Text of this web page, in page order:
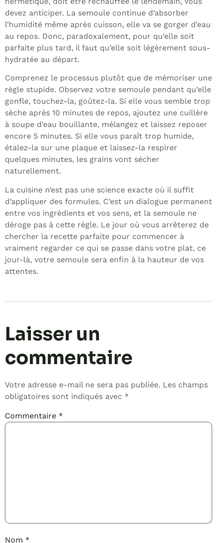
devez anticiper. La semoule continue d’absorber
l’humidité même après cuisson, elle va se gorger d’eau
au repos. Donc, paradoxalement, pour qu’elle soit
parfaite plus tard, il faut qu’elle soit légèrement sous-
hydratée au départ.
Comprenez le processus plutôt que de mémoriser une
règle stupide. Observez votre semoule pendant qu’elle
gonfle, touchez-la, goûtez-la. Si elle vous semble trop
sèche après 10 minutes de repos, ajoutez une cuillère
à soupe d’eau bouillante, mélangez et laissez reposer
encore 5 minutes. Si elle vous paraît trop humide,
étalez-la sur une plaque et laissez-la respirer
quelques minutes, les grains vont sécher
naturellement.
La cuisine n’est pas une science exacte où il suffit
d’appliquer des formules. C’est un dialogue permanent
entre vos ingrédients et vos sens, et la semoule ne
déroge pas à cette règle. Le jour où vous arrêterez de
chercher la recette parfaite pour commencer à
vraiment regarder ce qui se passe dans votre plat, ce
jour-là, votre semoule sera enfin à la hauteur de vos
attentes.
Laisser un
commentaire
Votre adresse e-mail ne sera pas publiée. Les champs
obligatoires sont indiqués avec *
Commentaire *
Nom *